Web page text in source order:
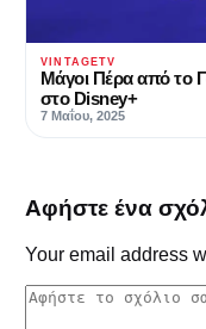
VINTAGETV
Μάγοι Πέρα από το
στο Disney+
7 Μαΐου, 2025
Αφήστε ένα
Your email address